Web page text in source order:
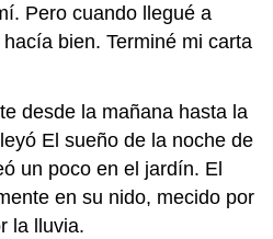
Pero cuando llegué a
bien. Terminé mi carta
desde la mañana hasta la
El sueño de la noche de
un poco en el jardín. El
en su nido, mecido por
la lluvia.